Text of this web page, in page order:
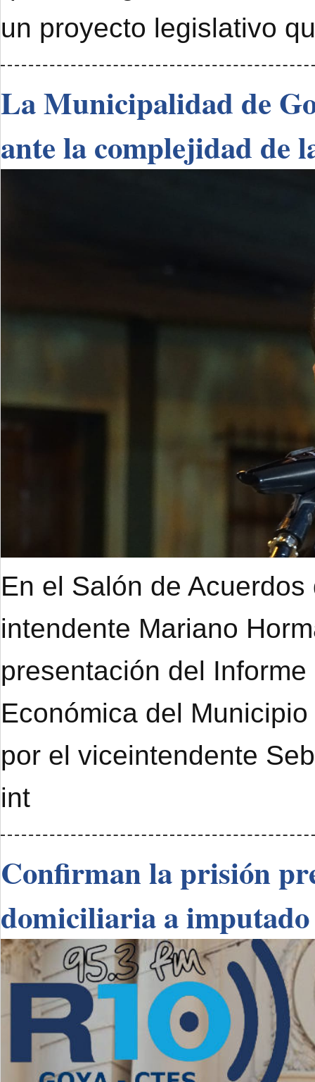
un proyecto legislativo
La Municipalidad de
ante la complejidad de
En el Salón de
intendente Mariano
presentación del
Económica del
por el viceintendente
int
Confirman la prisión
domiciliaria a